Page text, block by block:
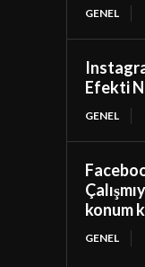
GENEL
Efekti
GENEL
konum
GENEL